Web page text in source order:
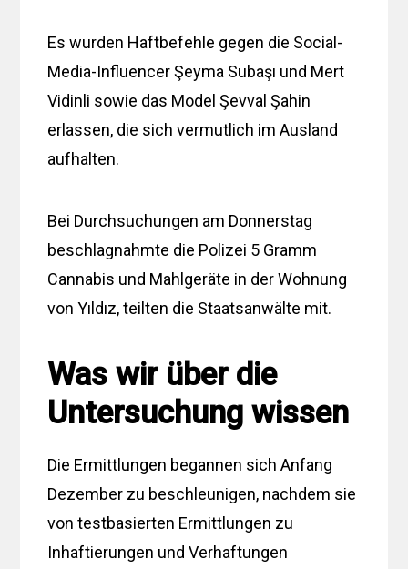
Es wurden Haftbefehle gegen die Social-
Media-Influencer Şeyma Subaşı und Mert
Vidinli sowie das Model Şevval Şahin
erlassen, die sich vermutlich im Ausland
aufhalten.
Bei Durchsuchungen am Donnerstag
beschlagnahmte die Polizei 5 Gramm
Cannabis und Mahlgeräte in der Wohnung
von Yıldız, teilten die Staatsanwälte mit.
Was wir über die
Untersuchung wissen
Die Ermittlungen begannen sich Anfang
Dezember zu beschleunigen, nachdem sie
von testbasierten Ermittlungen zu
Inhaftierungen und Verhaftungen